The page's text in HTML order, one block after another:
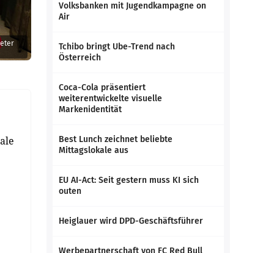
Volksbanken mit Jugendkampagne on
Air
Tchibo bringt Ube-Trend nach
Österreich
Coca-Cola präsentiert
weiterentwickelte visuelle
Markenidentität
Best Lunch zeichnet beliebte
Mittagslokale aus
EU AI-Act: Seit gestern muss KI sich
outen
Heiglauer wird DPD-Geschäftsführer
Werbepartnerschaft von FC Red Bull